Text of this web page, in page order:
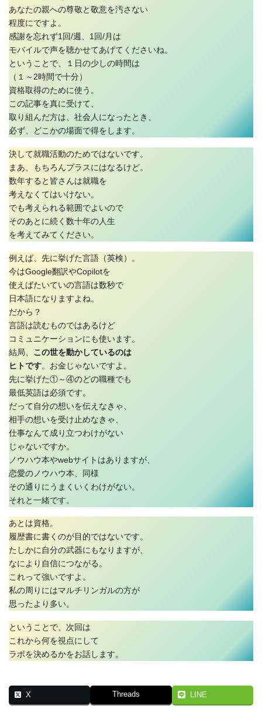
あなたの親への尊敬と敬意を汚さない
程度にですよ。
感謝を忘れず1回/週、1回/月は
モバイルで声を聴かせてあげてくださいね。
ということで、１日の少しの時間は
（１～2時間で十分）
資格取得のために使う。
この記事を真に受けて、
取り組んだ方は、社会人になったとき、
必ず、どこかの場面で得をします。
決して就職活動のためではないです。
まあ、もちろんプラスにはなるけど。
数年すると皆さんは就職を
考えなくてはいけない。
でも考えられる範囲でよいので
そのあとに続く数十年の人生
を考えてみてください。
例えば、先に挙げた言語（英検）。
今はGoogle翻訳やCopilotを
使えばたいていの言語は数秒で
日本語になりますよね。
だから？
言語は読むものではあるけど
コミュニケーションにも使います。
結局、 この世を動かしているのは
ヒトです。お金じゃないですよ。
先に挙げた①～④のどの職種でも
最低英語は必須です。
だって自分の想いを伝えなきゃ、
相手の想いを受け止めなきゃ、
仕事なんて成り立つわけがない
じゃないですか。
ノウハウ本やwebサイトはありますが、
恋愛のノウハウ本、同様
その通りにうまくいくわけがない。
それと一緒です。
あとは資格。
履歴書に書くのが目的ではないです。
たしかに自分の武器にもなりますが、
なにより自信につながる。
これって強いですよ。
私の周りにはマルチリンガルの方が
思ったより多い。
ということで、次回は
これから何を視点にして
ラボを決めるかをお話します。
X Threads LINE